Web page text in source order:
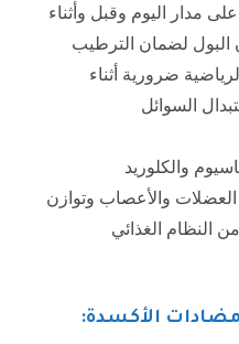
مدار اليوم وقبل وأثناء
البول لضمان الترطيب
ضرورية أثناء
السوائل
والكلوريد
والأعصاب وتوازن
النظام الغذائي
الأكسدة: